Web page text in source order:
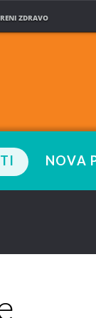
ZDRAVO
NOVA